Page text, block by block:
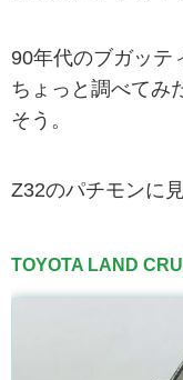
90年代のブガッテ
ちょっと調べてみ
そう。
Z32のパチモンに
TOYOTA LAND